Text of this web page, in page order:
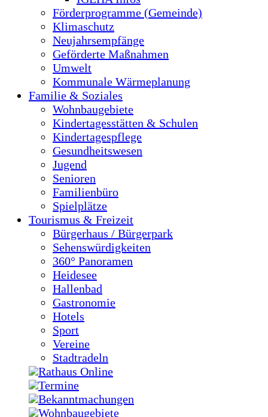
Förderprogramme (Gemeinde)
Klimaschutz
Neujahrsempfänge
Geförderte Maßnahmen
Umwelt
Kommunale Wärmeplanung
Familie & Soziales
Wohnbaugebiete
Kindertagesstätten & Schulen
Kindertagespflege
Gesundheitswesen
Jugend
Senioren
Familienbüro
Spielplätze
Tourismus & Freizeit
Bürgerhaus / Bürgerpark
Sehenswürdigkeiten
360° Panoramen
Heidesee
Hallenbad
Gastronomie
Hotels
Sport
Vereine
Stadtradeln
Rathaus Online
Termine
Bekanntmachungen
Wohnbaugebiete